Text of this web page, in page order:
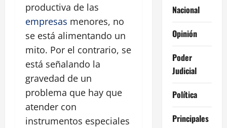
productiva de las
empresas menores, no
se está alimentando un
mito. Por el contrario, se
está señalando la
gravedad de un
problema que hay que
atender con
instrumentos especiales
Nacional
Opinión
Poder
Judicial
Política
Principales